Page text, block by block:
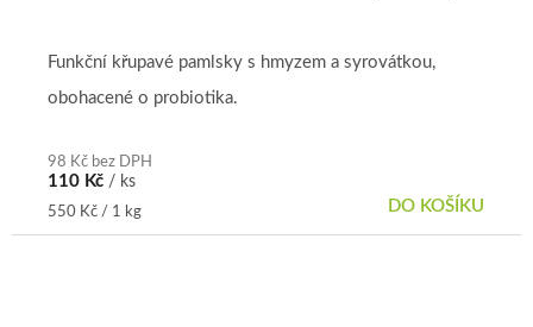
98 Kč bez DPH
110 Kč / ks
Měrná
cena:
550 Kč / 1 kg DO KOŠÍKU
Funkční křupavé pamlsky s hmyzem a syrovátkou,
obohacené o probiotika.